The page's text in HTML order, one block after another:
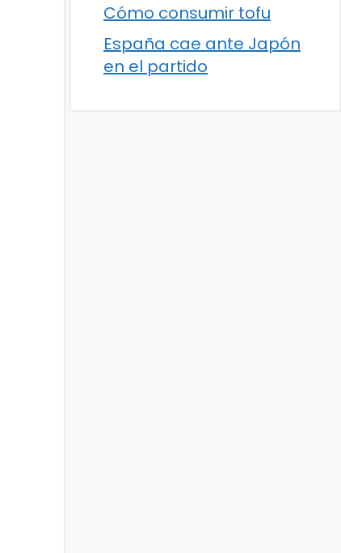
Cómo consumir tofu
España cae ante Japón
en el partido